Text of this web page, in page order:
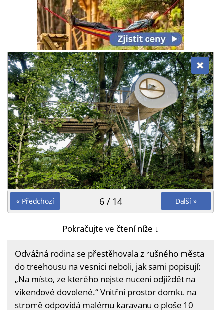
« Předchozí Další »
6 / 14
Pokračujte ve čtení níže ↓
Odvážná rodina se přestěhovala z rušného města
do treehousu na vesnici neboli, jak sami popisují:
„Na místo, ze kterého nejste nuceni odjíždět na
víkendové dovolené.“ Vnitřní prostor domku na
stromě odpovídá malému karavanu o ploše 10